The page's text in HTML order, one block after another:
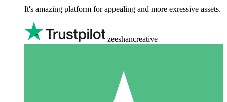
It's amazing platform for appealing and more exressive assets.
zeeshancreative